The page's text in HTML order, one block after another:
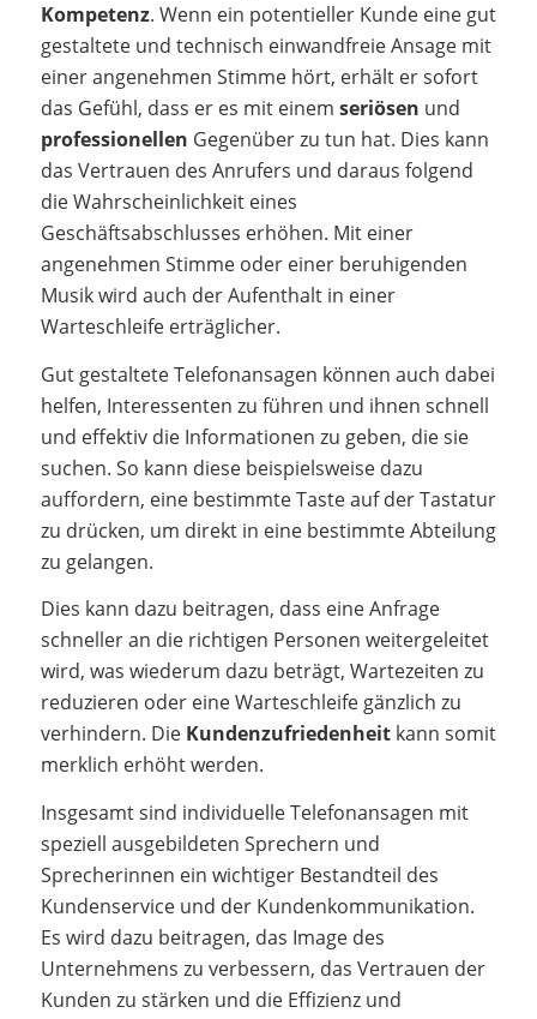
Kompetenz. Wenn ein potentieller Kunde eine gut
gestaltete und technisch einwandfreie Ansage mit
einer angenehmen Stimme hört, erhält er sofort
das Gefühl, dass er es mit einem seriösen und
professionellen Gegenüber zu tun hat. Dies kann
das Vertrauen des Anrufers und daraus folgend
die Wahrscheinlichkeit eines
Geschäftsabschlusses erhöhen. Mit einer
angenehmen Stimme oder einer beruhigenden
Musik wird auch der Aufenthalt in einer
Warteschleife erträglicher.
Gut gestaltete Telefonansagen können auch dabei
helfen, Interessenten zu führen und ihnen schnell
und effektiv die Informationen zu geben, die sie
suchen. So kann diese beispielsweise dazu
auffordern, eine bestimmte Taste auf der Tastatur
zu drücken, um direkt in eine bestimmte Abteilung
zu gelangen.
Dies kann dazu beitragen, dass eine Anfrage
schneller an die richtigen Personen weitergeleitet
wird, was wiederum dazu beträgt, Wartezeiten zu
reduzieren oder eine Warteschleife gänzlich zu
verhindern. Die Kundenzufriedenheitkann somit
merklich erhöht werden.
Insgesamt sind individuelle Telefonansagen mit
speziell ausgebildeten Sprechern und
Sprecherinnen ein wichtiger Bestandteil des
Kundenservice und der Kundenkommunikation.
Es wird dazu beitragen, das Image des
Unternehmens zu verbessern, das Vertrauen der
Kunden zu stärken und die Effizienz und